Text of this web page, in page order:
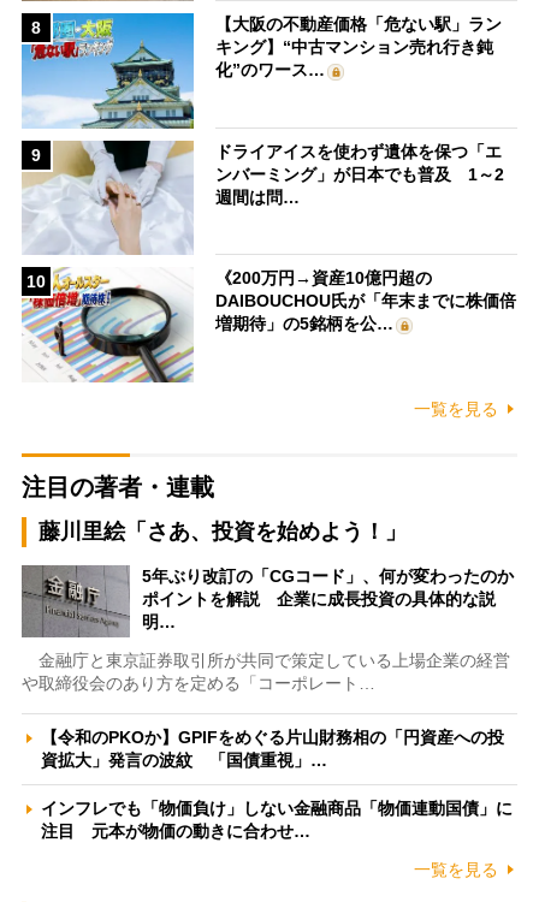
8
【大阪の不動産価格「危ない駅」ラン
キング】“中古マンション売れ行き鈍
化”のワース…
9
ドライアイスを使わず遺体を保つ「エ
ンバーミング」が日本でも普及 1～2
週間は問…
10
《200万円→資産10億円超の
DAIBOUCHOU氏が「年末までに株価倍
増期待」の5銘柄を公…
一覧を見る
注目の著者・連載
藤川里絵「さあ、投資を始めよう！」
5年ぶり改訂の「CGコード」、何が変わったのか
ポイントを解説 企業に成長投資の具体的な説
明…
金融庁と東京証券取引所が共同で策定している上場企業の経営
や取締役会のあり方を定める「コーポレート…
【令和のPKOか】GPIFをめぐる片山財務相の「円資産への投
資拡大」発言の波紋 「国債重視」…
インフレでも「物価負け」しない金融商品「物価連動国債」に
注目 元本が物価の動きに合わせ…
一覧を見る